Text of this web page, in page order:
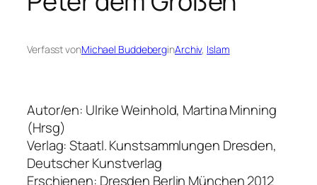
Verfasst vonMichael BuddeberginArchiv, Islam
Autor/en: Ulrike Weinhold, Martina Minning
(Hrsg)
Verlag: Staatl. Kunstsammlungen Dresden,
Deutscher Kunstverlag
Erschienen: Dresden Berlin München 2012